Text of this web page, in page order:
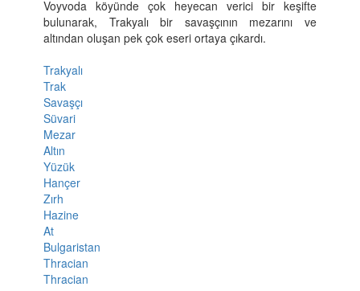
Voyvoda köyünde çok heyecan verici bir keşifte
bulunarak, Trakyalı bir savaşçının mezarını ve
altından oluşan pek çok eseri ortaya çıkardı.
Trakyalı
Trak
Savaşçı
Süvari
Mezar
Altın
Yüzük
Hançer
Zırh
Hazine
At
Bulgaristan
Thracian
Thracian